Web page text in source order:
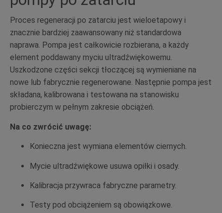
Proces regeneracji po zatarciu jest wieloetapowy i
znacznie bardziej zaawansowany niż standardowa
naprawa. Pompa jest całkowicie rozbierana, a każdy
element poddawany myciu ultradźwiękowemu.
Uszkodzone części sekcji tłoczącej są wymieniane na
nowe lub fabrycznie regenerowane. Następnie pompa jest
składana, kalibrowana i testowana na stanowisku
probierczym w pełnym zakresie obciążeń.
Na co zwrócić uwagę:
Konieczna jest wymiana elementów ciernych.
Mycie ultradźwiękowe usuwa opiłki i osady.
Kalibracja przywraca fabryczne parametry.
Testy pod obciążeniem są obowiązkowe.